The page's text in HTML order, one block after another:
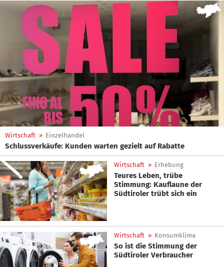
Wirtschaft » Einzelhandel
Schlussverkäufe: Kunden warten gezielt auf Rabatte
Wirtschaft » Erhebung
Teures Leben, trübe
Stimmung: Kauflaune der
Südtiroler trübt sich ein
Wirtschaft » Konsumklima
So ist die Stimmung der
Südtiroler Verbraucher